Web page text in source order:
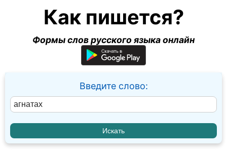
Как пишется?
Формы слов русского языка онлайн
Введите слово: